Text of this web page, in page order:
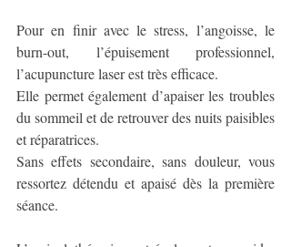
Pour en finir avec le stress, l’angoisse, le
burn-out, l’épuisement professionnel,
l’acupuncture laser est très efficace.
Elle permet également d’apaiser les troubles
du sommeil et de retrouver des nuits paisibles
et réparatrices.
Sans effets secondaire, sans douleur, vous
ressortez détendu et apaisé dès la première
séance.